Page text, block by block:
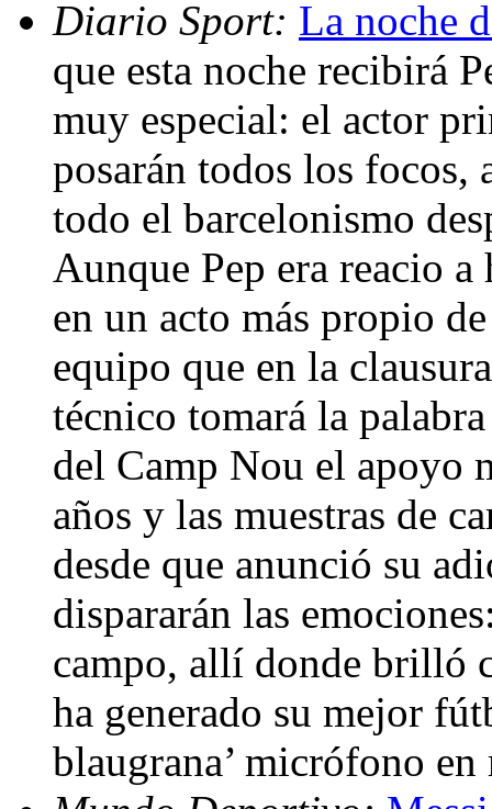
Diario Sport: La noche
que esta noche recibirá
muy especial: el actor
posarán todos los focos,
todo el barcelonismo
Aunque Pep era reacio
en un acto más propio
equipo que en la
técnico tomará la
del Camp Nou el apoyo
años y las muestras de
desde que anunció su
dispararán las
campo, allí donde brilló
ha generado su mejor
blaugrana’ micrófono